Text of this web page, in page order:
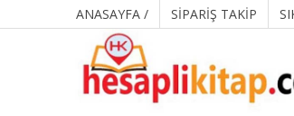
ANASAYFA / SİPARİŞ TAKİP